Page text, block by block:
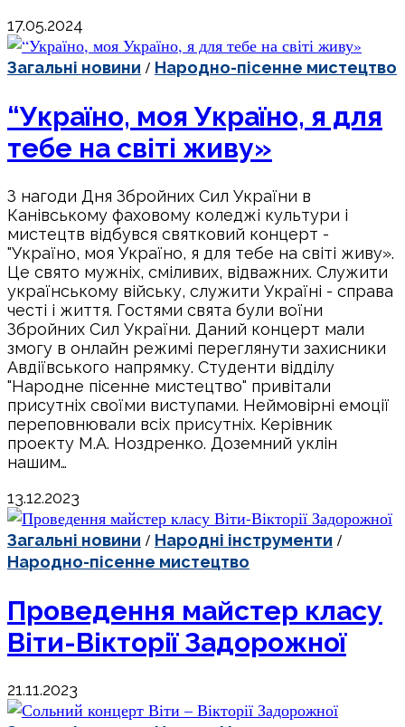
17.05.2024
Загальні новини / Народно-пісенне мистецтво
“Україно, моя Україно, я для
тебе на світі живу»
З нагоди Дня Збройних Сил України в
Канівському фаховому коледжі культури і
мистецтв відбувся святковий концерт -
"Україно, моя Україно, я для тебе на світі живу».
Це свято мужніх, сміливих, відважних. Служити
українському війську, служити Україні - справа
честі і життя. Гостями свята були воїни
Збройних Сил України. Даний концерт мали
змогу в онлайн режимі переглянути захисники
Авдіївського напрямку. Студенти відділу
"Народне пісенне мистецтво" привітали
присутніх своїми виступами. Неймовірні емоції
переповнювали всіх присутніх. Керівник
проекту М.А. Ноздренко. Доземний уклін
нашим…
13.12.2023
Загальні новини / Народні інструменти /
Народно-пісенне мистецтво
Проведення майстер класу
Віти-Вікторії Задорожної
21.11.2023